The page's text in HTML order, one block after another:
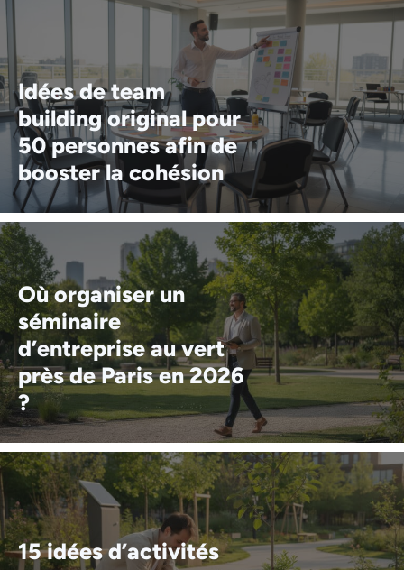
Idées de team
building original pour
50 personnes afin de
booster la cohésion
Où organiser un
séminaire
d’entreprise au vert
près de Paris en 2026
?
15 idées d’activités